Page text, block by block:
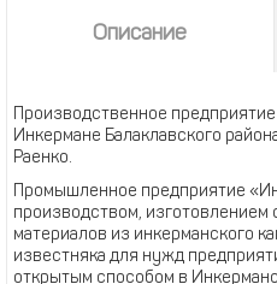
Описание
Производственное
Инкермане Балаклавского
Раенко.
Промышленное предприятие
производством, изготовлением
материалов из инкерманского
известняка для нужд
открытым способом в